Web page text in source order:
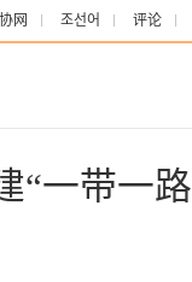
网 조선어 评论
“一带一